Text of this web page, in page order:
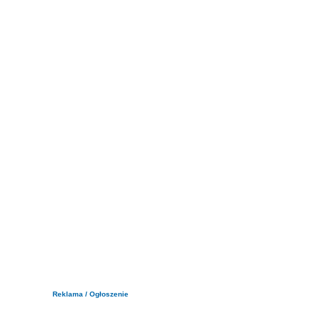
Reklama / Ogłoszenie